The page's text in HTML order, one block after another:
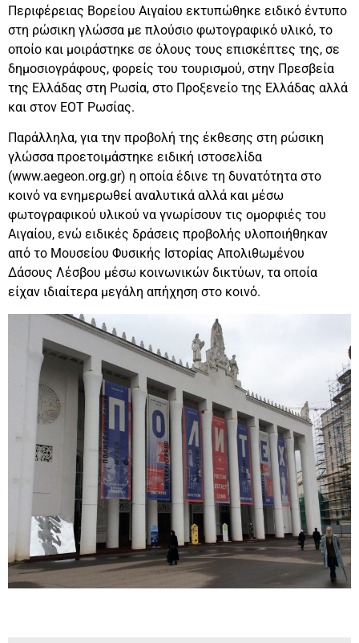
Περιφέρειας Βορείου Αιγαίου εκτυπώθηκε ειδικό έντυπο
στη ρώσικη γλώσσα με πλούσιο φωτογραφικό υλικό, το
οποίο και μοιράστηκε σε όλους τους επισκέπτες της, σε
δημοσιογράφους, φορείς του τουρισμού, στην Πρεσβεία
της Ελλάδας στη Ρωσία, στο Προξενείο της Ελλάδας αλλά
και στον ΕΟΤ Ρωσίας.
Παράλληλα, για την προβολή της έκθεσης στη ρώσικη
γλώσσα προετοιμάστηκε ειδική ιστοσελίδα
(www.aegeon.org.gr) η οποία έδινε τη δυνατότητα στο
κοινό να ενημερωθεί αναλυτικά αλλά και μέσω
φωτογραφικού υλικού να γνωρίσουν τις ομορφιές του
Αιγαίου, ενώ ειδικές δράσεις προβολής υλοποιήθηκαν
από το Μουσείου Φυσικής Ιστορίας Απολιθωμένου
Δάσους Λέσβου μέσω κοινωνικών δικτύων, τα οποία
είχαν ιδιαίτερα μεγάλη απήχηση στο κοινό.